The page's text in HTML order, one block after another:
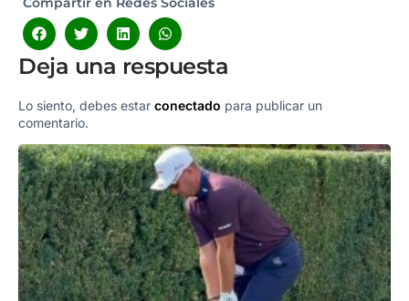
Deja una respuesta
Lo siento, debes estar conectado para publicar un
comentario.